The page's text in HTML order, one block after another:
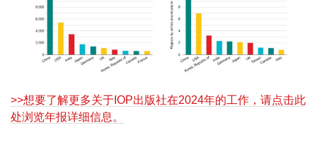
>>想要了解更多关于IOP出版社在2024年的工作，请点击此
处浏览年报详细信息。